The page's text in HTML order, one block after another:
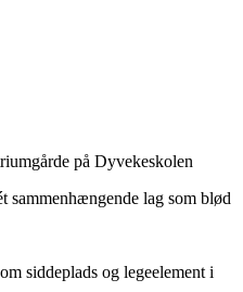
på Dyvekeskolen
sammenhængende lag som blød
siddeplads og legeelement i